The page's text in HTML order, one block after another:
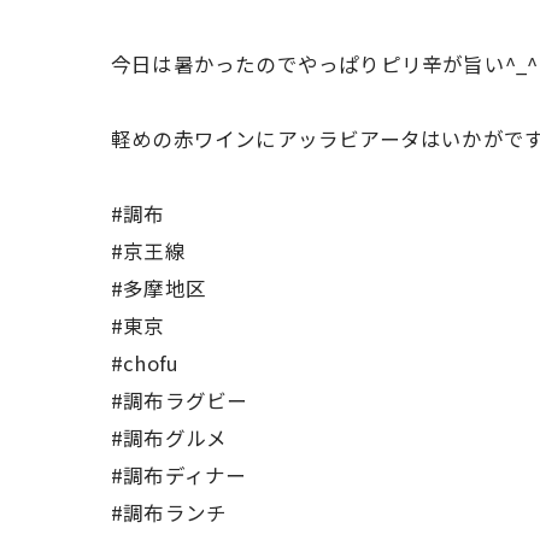
今日は暑かったのでやっぱりピリ辛が旨い^_^
軽めの赤ワインにアッラビアータはいかがで
#調布
#京王線
#多摩地区
#東京
#chofu
#調布ラグビー
#調布グルメ
#調布ディナー
#調布ランチ